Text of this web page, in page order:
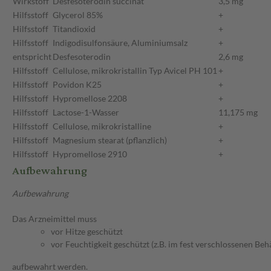
Hilfsstoff Glycerol 85%
+
Hilfsstoff Titandioxid
+
Hilfsstoff Indigodisulfonsäure, Aluminiumsalz
+
entsprichtDesfesoterodin
2,6 mg
Hilfsstoff Cellulose, mikrokristallin Typ Avicel PH 101 +
Hilfsstoff Povidon K25
+
Hilfsstoff Hypromellose 2208
+
Hilfsstoff Lactose-1-Wasser
11,175 mg
Hilfsstoff Cellulose, mikrokristalline
+
Hilfsstoff Magnesium stearat (pflanzlich)
+
Hilfsstoff Hypromellose 2910 +
Aufbewahrung
Aufbewahrung
Das Arzneimittel muss
vor Hitze geschützt
vor Feuchtigkeit geschützt (z.B. im fest verschlossenen
aufbewahrt werden.